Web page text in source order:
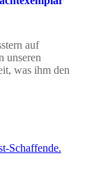
auf
unseren
was ihm den